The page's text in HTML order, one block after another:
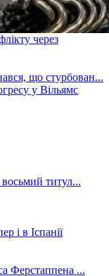
через
у Вільямс
і в Іспанії